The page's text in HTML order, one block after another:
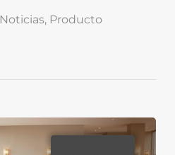
Noticias, Producto